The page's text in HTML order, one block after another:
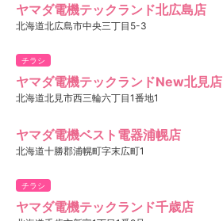
ヤマダ電機テックランド北広島店
北海道北広島市中央三丁目5-3
チラシ
ヤマダ電機テックランドNew北見店
北海道北見市西三輪六丁目1番地1
ヤマダ電機ベスト電器浦幌店
北海道十勝郡浦幌町字末広町1
チラシ
ヤマダ電機テックランド千歳店